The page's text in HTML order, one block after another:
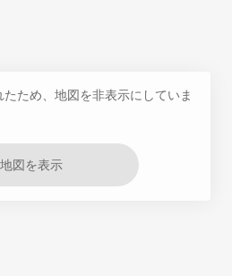
ため、地図を非表示にしていま
地図を表示